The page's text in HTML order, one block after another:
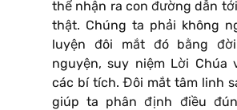
thể nhận ra con đường dẫn
thật. Chúng ta phải không
luyện đôi mắt đó bằng
nguyện, suy niệm Lời Chúa
các bí tích. Đôi mắt tâm linh
giúp ta phân định điều